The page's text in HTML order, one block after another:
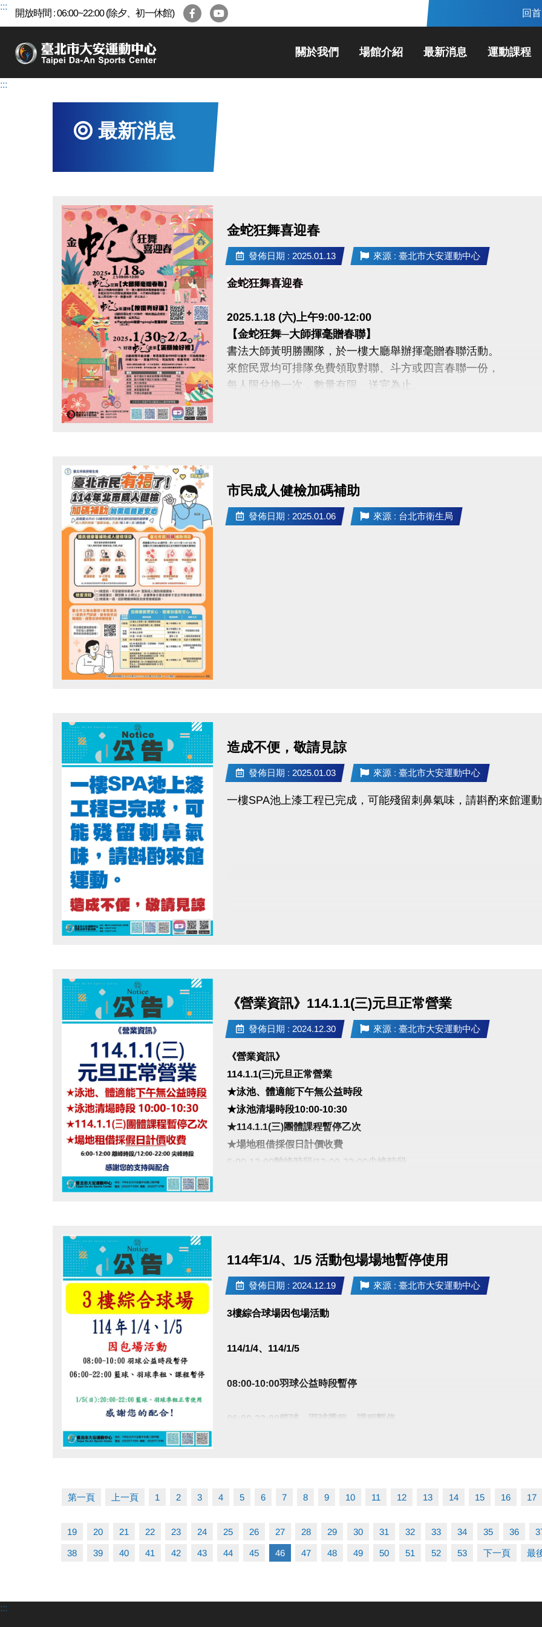
跳
區
:::
開放時間 : 06:00~22:00 (除夕、初一休館) 回
關於我們 場館介紹 最新消息 運動課程
:::
最新消息
金蛇狂舞喜迎春
發佈日期 : 2025.01.13 來源 : 臺北市大安運動中心
金蛇狂舞喜迎春
2025.1.18 (六)上午9:00-12:00
【金蛇狂舞─大師揮毫贈春聯】
書法大師黃明勝團隊，於一樓大廳舉辦揮毫贈春聯活動。
來館民眾均可排隊免費領取對聯、斗方或四言春聯一份，
每人限兌換一次，數量有限、送完為止。
★ 活動時間內一次捐贈20張114年1-2月紙本發票
2025.1.30 (四)〜2025.2.2(日) 初二到初五
市民成人健檢加碼補助
發佈日期 : 2025.01.06 來源 : 台北市衛生局
造成不便，敬請見諒
發佈日期 : 2025.01.03 來源 : 臺北市大安運動中心
一樓SPA池上漆工程已完成，可能殘留刺鼻氣味，請斟酌來館運
《營業資訊》114.1.1(三)元旦正常營業
發佈日期 : 2024.12.30 來源 : 臺北市大安運動中心
《營業資訊》
114.1.1(三)元旦正常營業
★泳池、體適能下午無公益時段
★泳池清場時段10:00-10:30
★114.1.1(三)團體課程暫停乙次
★場地租借採假日計價收費
6:00-12:00離峰時段/12:00-22:00尖峰時段
114年1/4、1/5 活動包場場地暫停使用
發佈日期 : 2024.12.19 來源 : 臺北市大安運動中心
3樓綜合球場因包場活動
114/1/4、114/1/5
08:00-10:00羽球公益時段暫停
06:00-22:00籃球、羽球季租、課程暫停
第一頁 上一頁 1 2 3 4 5 6 7 8 9 10 11 12 13 14 15 16 17
19 20 21 22 23 24 25 26 27 28 29 30 31 32 33 34 35 36
38 39 40 41 42 43 44 45 46 47 48 49 50 51 52 53 下一頁 最
:::